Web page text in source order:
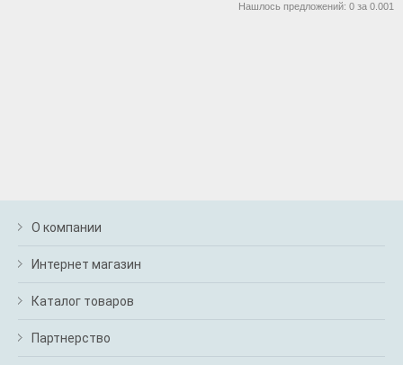
Нашлось предложений: 0 за 0.001
О компании
Интернет магазин
Каталог товаров
Партнерство